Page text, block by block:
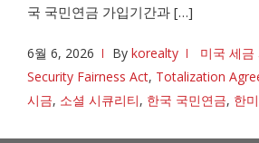
국 국민연금 가입기간과 […]
6월 6, 2026 By korealty 미국 세금
Security Fairness Act, Totalization
시금, 소셜 시큐리티, 한국 국민연금, 한